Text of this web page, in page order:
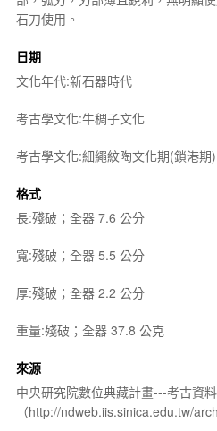
石刀使用。
日期
文化年代:新石器時代
考古學文化:牛稠子文化
考古學文化:細繩紋陶文化期(鎖港期)
格式
長:殘破；全器 7.6 公分
寬:殘破；全器 5.5 公分
厚:殘破；全器 2.2 公分
重量:殘破；全器 37.8 公克
來源
中央研究院數位典藏計畫---考古資
（http://ndweb.iis.sinica.edu.tw/